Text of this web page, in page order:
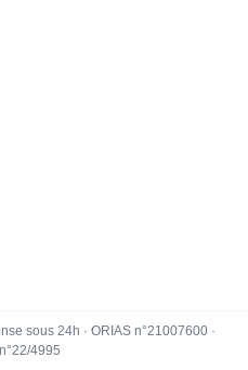
sous 24h · ORIAS n°21007600 ·
4995